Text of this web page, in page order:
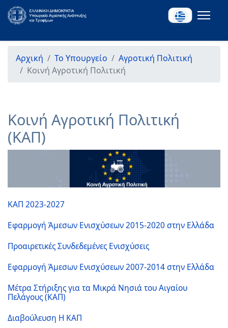
Αρχική Το Υπουργείο
Αγροτική Πολιτική
Κοινή Αγροτική Πολιτική
Κοινή Αγροτική Πολιτική
(ΚΑΠ)
ΚΑΠ 2023-2027
Εφαρμογή Άμεσων Ενισχύσεων 2015-2020 στην Ελλάδα
Προαιρετικές Συνδεδεμένες Ενισχύσεις
Εφαρμογή Άμεσων Ενισχύσεων 2007-2014 στην Ελλάδα
Μέτρα Στήριξης για τα Μικρά Νησιά του Αιγαίου
Πελάγους (ΚΑΠ)
Διαβούλευση Η ΚΑΠ